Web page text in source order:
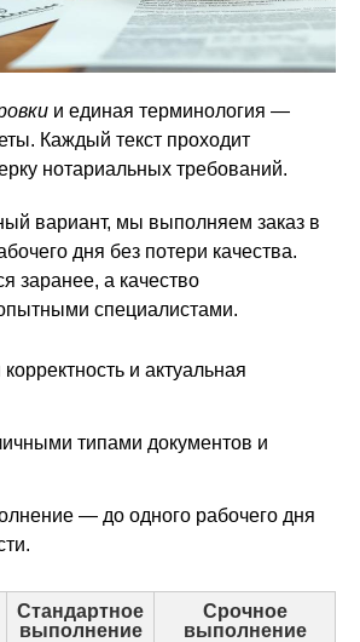
и единая терминология —
Каждый текст проходит
нотариальных требований.
вариант, мы выполняем заказ в
дня без потери качества.
заранее, а качество
специалистами.
и актуальная
типами документов и
— до одного рабочего дня
Стандартное
выполнение
Срочное
выполнение